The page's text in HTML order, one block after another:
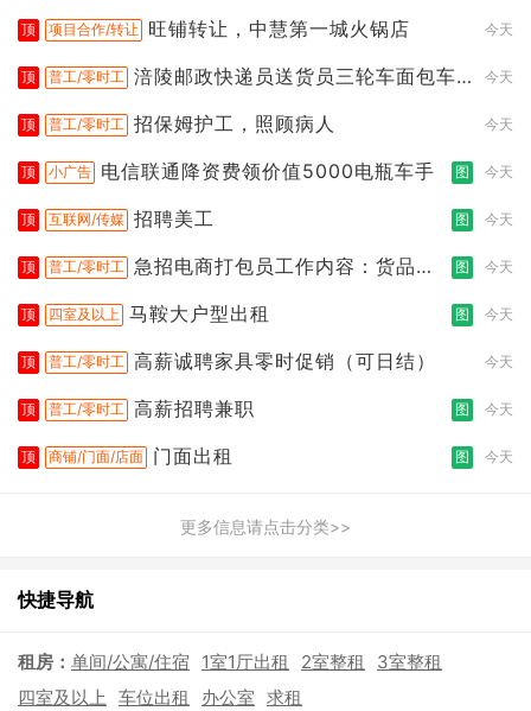
顶 项目合作/转让 旺铺转让，中慧第一城火锅店 今天
顶 普工/零时工 涪陵邮政快递员送货员三轮车面包车
今天
顶 普工/零时工 招保姆护工，照顾病人 今天
顶 小广告 电信联通降资费领价值5000电瓶车手 图 今天
顶 互联网/传媒 招聘美工 图 今天
顶 普工/零时工 急招电商打包员工作内容：货品分
图 今天
顶 四室及以上 马鞍大户型出租 图 今天
顶 普工/零时工 高薪诚聘家具零时促销（可日结） 今天
顶 普工/零时工 高薪招聘兼职 图 今天
顶 商铺/门面/店面 门面出租 图 今天
更多信息请点击分类>>
快捷导航
租房： 单间/公寓/住宿 1室1厅出租 2室整租
3室整租
四室及以上 车位出租 办公室 求租